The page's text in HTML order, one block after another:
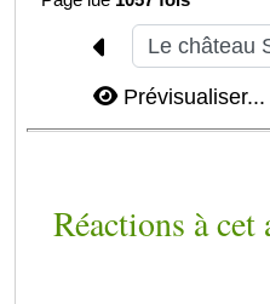
Prévisualiser...
Réactions à